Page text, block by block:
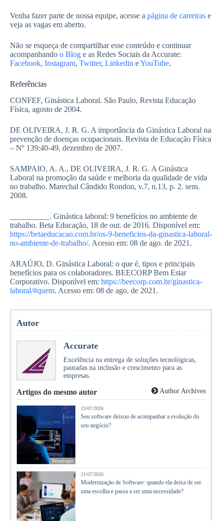
Venha fazer parte de nossa equipe, acesse a página de carreiras e
veja as vagas em aberto.
Não se esqueça de compartilhar esse conteúdo e continuar
acompanhando o Blog e as Redes Sociais da Accurate:
Facebook, Instagram, Twitter, Linkedin eYouTube.
Referências
CONFEF, Ginástica Laboral. São Paulo, Revista Educação
Física, agosto de 2004.
DE OLIVEIRA, J. R. G. A importância da Ginástica Laboral na
prevenção de doenças ocupacionais. Revista de Educação Física
– Nº 139:40-49, dezembro de 2007.
SAMPAIO, A. A., DE OLIVEIRA, J. R. G. A Ginástica
Laboral na promoção da saúde e melhoria da qualidade de vida
no trabalho. Marechal Cândido Rondon, v.7, n.13, p. 2. sem.
2008.
__________. Ginástica laboral: 9 benefícios no ambiente de
trabalho. Beta Educação, 18 de out. de 2016. Disponível em:
https://betaeducacao.com.br/os-9-beneficios-da-ginastica-laboral-
no-ambiente-de-trabalho/. Acesso em: 08 de ago. de 2021.
ARAÚJO, D. Ginástica Laboral: o que é, tipos e principais
benefícios para os colaboradores. BEECORP Bem Estar
Corporativo. Disponível em: https://beecorp.com.br/ginastica-
laboral/#quem. Acesso em: 08 de ago. de 2021.
Autor
Accurate
Excelência na entrega de soluções tecnológicas,
pautadas na inclusão e crescimento para as
empresas.
Artigos do mesmo autor Author Archives
Tecnologia
23/07/2026
Seu software deixou de acompanhar a evolução do
seu negócio?
21/07/2026
Modernização de Software: quando ela deixa de ser
uma escolha e passa a ser uma necessidade?